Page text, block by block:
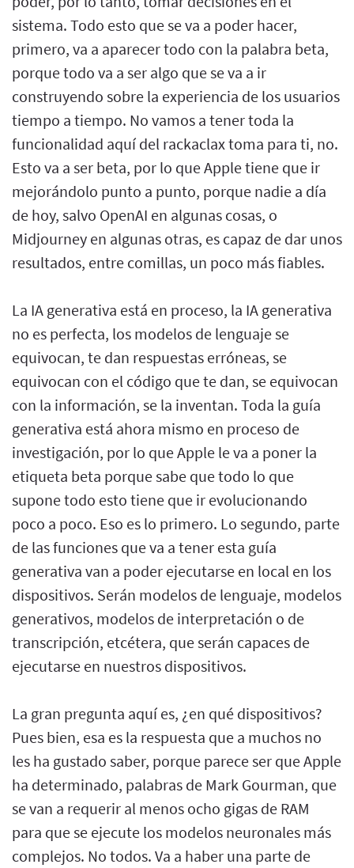
sistema. Todo esto que se va a poder hacer,
primero, va a aparecer todo con la palabra beta,
porque todo va a ser algo que se va a ir
construyendo sobre la experiencia de los usuarios
tiempo a tiempo. No vamos a tener toda la
funcionalidad aquí del rackaclax toma para ti, no.
Esto va a ser beta, por lo que Apple tiene que ir
mejorándolo punto a punto, porque nadie a día
de hoy, salvo OpenAI en algunas cosas, o
Midjourney en algunas otras, es capaz de dar unos
resultados, entre comillas, un poco más fiables.
La IA generativa está en proceso, la IA generativa
no es perfecta, los modelos de lenguaje se
equivocan, te dan respuestas erróneas, se
equivocan con el código que te dan, se equivocan
con la información, se la inventan. Toda la guía
generativa está ahora mismo en proceso de
investigación, por lo que Apple le va a poner la
etiqueta beta porque sabe que todo lo que
supone todo esto tiene que ir evolucionando
poco a poco. Eso es lo primero. Lo segundo, parte
de las funciones que va a tener esta guía
generativa van a poder ejecutarse en local en los
dispositivos. Serán modelos de lenguaje, modelos
generativos, modelos de interpretación o de
transcripción, etcétera, que serán capaces de
ejecutarse en nuestros dispositivos.
La gran pregunta aquí es, ¿en qué dispositivos?
Pues bien, esa es la respuesta que a muchos no
les ha gustado saber, porque parece ser que Apple
ha determinado, palabras de Mark Gourman, que
se van a requerir al menos ocho gigas de RAM
para que se ejecute los modelos neuronales más
complejos. No todos. Va a haber una parte de